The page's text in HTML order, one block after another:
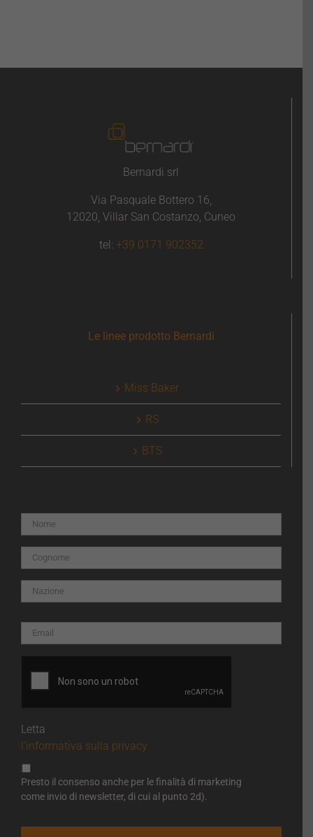
Bernardi srl
Via Pasquale Bottero 16,
12020, Villar San Costanzo, Cuneo
tel: +39 0171 902352
Le linee prodotto Bernardi
Miss Baker
RS
BTS
Letta
l’informativa sulla privacy
Presto il consenso anche per le finalità di marketing
come invio di newsletter, di cui al punto 2d).